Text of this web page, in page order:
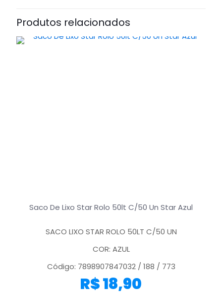
Produtos relacionados
Saco De Lixo Star Rolo 50lt C/50 Un Star Azul
SACO LIXO STAR ROLO 50LT C/50 UN
COR: AZUL
Código: 7898907847032 / 188 / 773
R$18,90